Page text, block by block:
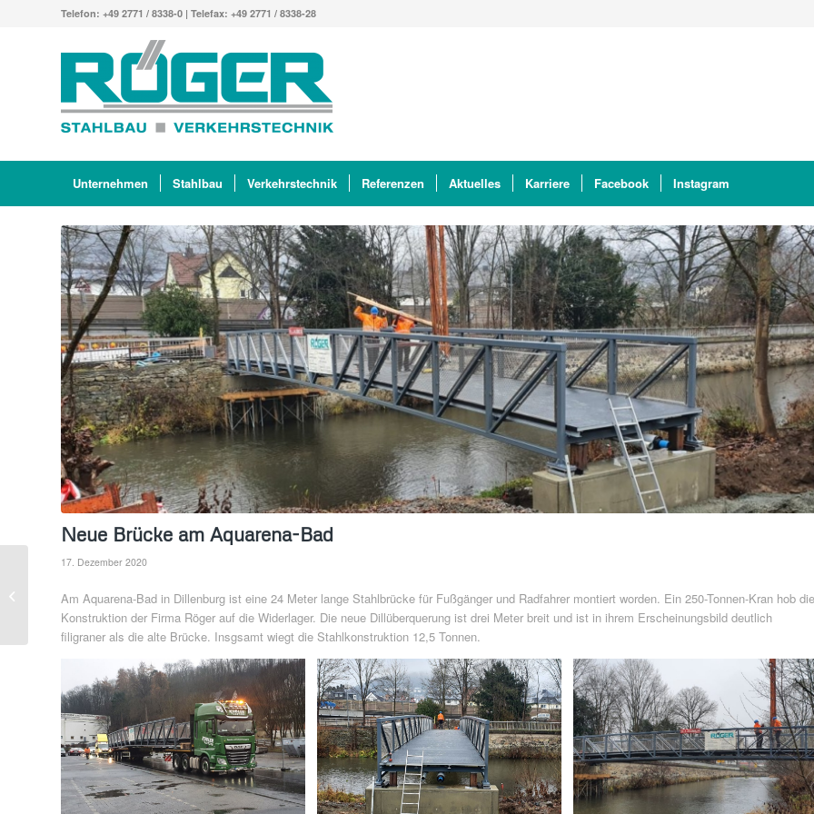
Telefon: +49 2771 / 8338-0 | Telefax: +49 2771 / 8338-28
Unternehmen Stahlbau Verkehrstechnik Referenzen Aktuelles Karriere Facebook Instagram
Neue Brücke am Aquarena-Bad
17. Dezember 2020
Am Aquarena-Bad in Dillenburg ist eine 24 Meter lange Stahlbrücke für Fußgänger und Radfahrer montiert worden. Ein 250-Tonnen-Kran hob die
Konstruktion der Firma Röger auf die Widerlager. Die neue Dillüberquerung ist drei Meter breit und ist in ihrem Erscheinungsbild deutlich
filigraner als die alte Brücke. Insgsamt wiegt die Stahlkonstruktion 12,5 Tonnen.
Firma Röger